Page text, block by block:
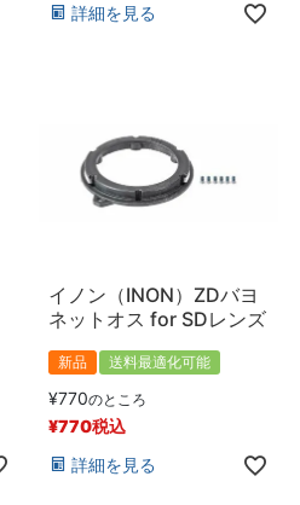
詳細を見る
イノン（INON）ZDバヨ
ネットオス for SDレンズ
新品 送料最適化可能
¥770のところ
¥770税込
詳細を見る